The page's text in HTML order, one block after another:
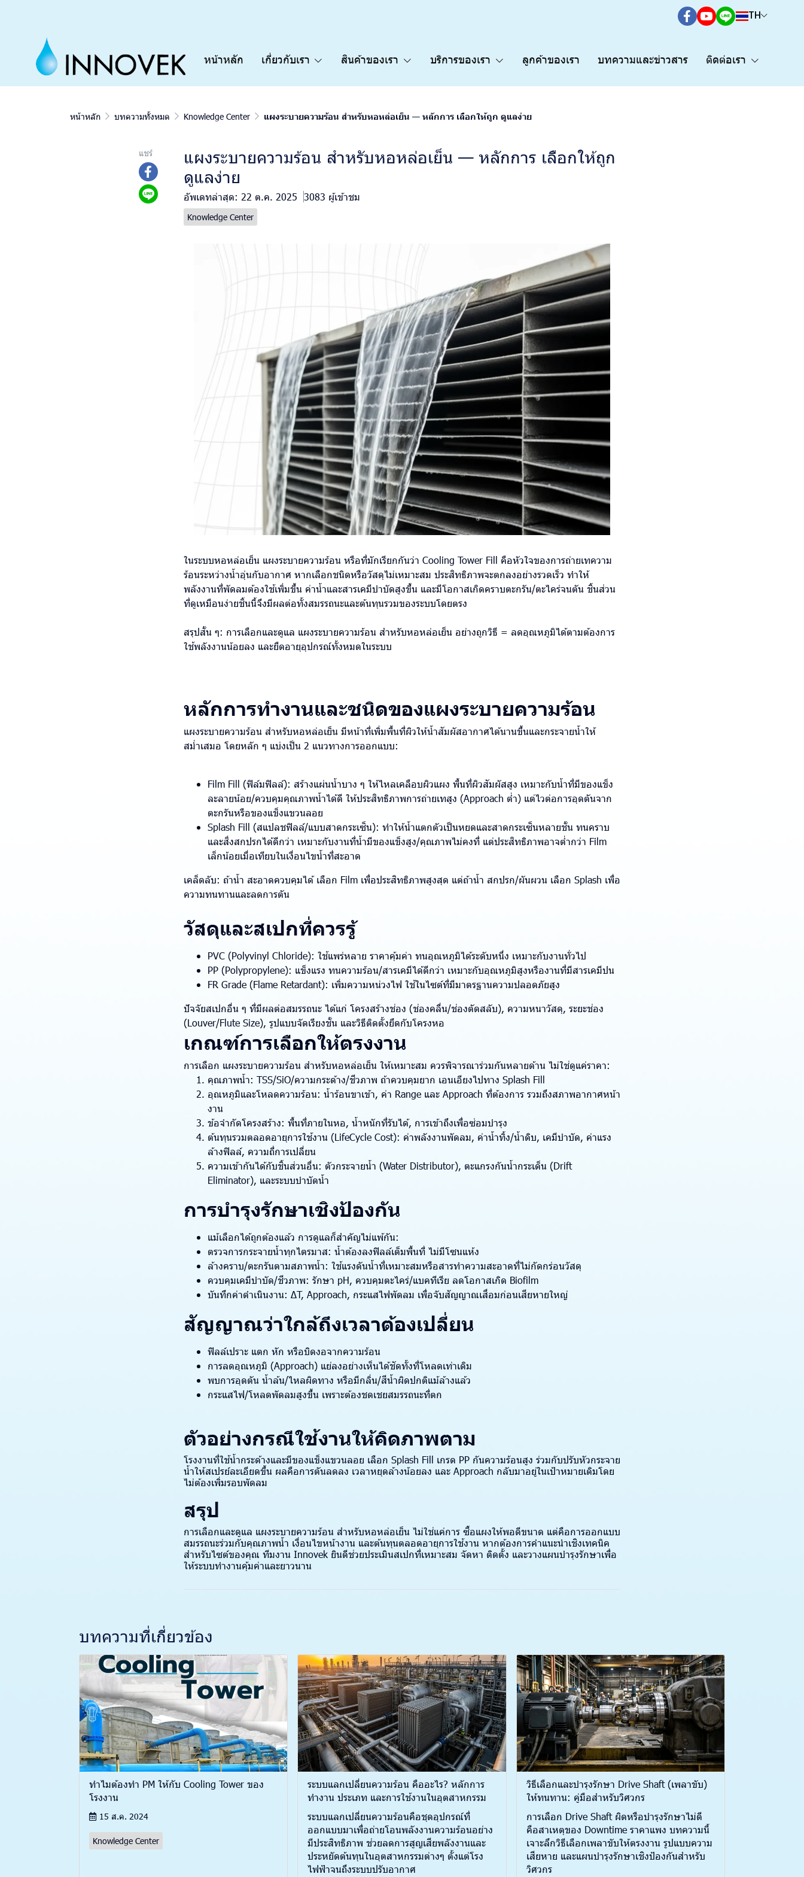
TH
หน้าหลัก เกี่ยวกับเรา สินค้าของเรา บริการของเรา ลูกค้าของเรา บทความและข่าวสาร ติดต่อเรา
หน้าหลัก บทความทั้งหมด Knowledge Center แผงระบายความร้อน สำหรับหอหล่อเย็น — หลักการ เลือกให้ถูก ดูแลง่าย
แชร์
แผงระบายความร้อน สำหรับหอหล่อเย็น — หลักการ เลือกให้ถูก
ดูแลง่าย
อัพเดทล่าสุด: 22 ต.ค. 2025 3083 ผู้เข้าชม
Knowledge Center
ในระบบหอหล่อเย็น แผงระบายความร้อน หรือที่มักเรียกกันว่า Cooling Tower Fill คือหัวใจของการถ่ายเทความ
ร้อนระหว่างน้ำอุ่นกับอากาศ หากเลือกชนิดหรือวัสดุไม่เหมาะสม ประสิทธิภาพจะตกลงอย่างรวดเร็ว ทำให้
พลังงานที่พัดลมต้องใช้เพิ่มขึ้น ค่าน้ำและสารเคมีบำบัดสูงขึ้น และมีโอกาสเกิดคราบตะกรัน/ตะไคร่จนตัน ชิ้นส่วน
ที่ดูเหมือนง่ายชิ้นนี้จึงมีผลต่อทั้งสมรรถนะและต้นทุนรวมของระบบโดยตรง
สรุปสั้น ๆ: การเลือกและดูแล แผงระบายความร้อน สำหรับหอหล่อเย็น อย่างถูกวิธี = ลดอุณหภูมิได้ตามต้องการ
ใช้พลังงานน้อยลง และยืดอายุอุปกรณ์ทั้งหมดในระบบ
หลักการทำงานและชนิดของแผงระบายความร้อน
แผงระบายความร้อน สำหรับหอหล่อเย็น มีหน้าที่เพิ่มพื้นที่ผิวให้น้ำสัมผัสอากาศได้นานขึ้นและกระจายน้ำให้
สม่ำเสมอ โดยหลัก ๆ แบ่งเป็น 2 แนวทางการออกแบบ:
Film Fill (ฟิล์มฟิลล์): สร้างแผ่นน้ำบาง ๆ ให้ไหลเคลือบผิวแผง พื้นที่ผิวสัมผัสสูง เหมาะกับน้ำที่มีของแข็ง
ละลายน้อย/ควบคุมคุณภาพน้ำได้ดี ให้ประสิทธิภาพการถ่ายเทสูง (Approach ต่ำ) แต่ไวต่อการอุดตันจาก
ตะกรันหรือของแข็งแขวนลอย
Splash Fill (สแปลชฟิลล์/แบบสาดกระเซ็น): ทำให้น้ำแตกตัวเป็นหยดและสาดกระเซ็นหลายชั้น ทนคราบ
และสิ่งสกปรกได้ดีกว่า เหมาะกับงานที่น้ำมีของแข็งสูง/คุณภาพไม่คงที่ แต่ประสิทธิภาพอาจต่ำกว่า Film
เล็กน้อยเมื่อเทียบในเงื่อนไขน้ำที่สะอาด
เคล็ดลับ: ถ้าน้ำ สะอาดควบคุมได้ เลือก Film เพื่อประสิทธิภาพสูงสุด แต่ถ้าน้ำ สกปรก/ผันผวน เลือก Splash เพื่อ
ความทนทานและลดการตัน
วัสดุและสเปกที่ควรรู้
PVC (Polyvinyl Chloride): ใช้แพร่หลาย ราคาคุ้มค่า ทนอุณหภูมิได้ระดับหนึ่ง เหมาะกับงานทั่วไป
PP (Polypropylene): แข็งแรง ทนความร้อน/สารเคมีได้ดีกว่า เหมาะกับอุณหภูมิสูงหรืองานที่มีสารเคมีปน
FR Grade (Flame Retardant): เพิ่มความหน่วงไฟ ใช้ในไซต์ที่มีมาตรฐานความปลอดภัยสูง
ปัจจัยสเปกอื่น ๆ ที่มีผลต่อสมรรถนะ ได้แก่ โครงสร้างช่อง (ช่องคลื่น/ช่องตัดสลับ), ความหนาวัสดุ, ระยะช่อง
(Louver/Flute Size), รูปแบบจัดเรียงชั้น และวิธีติดตั้งยึดกับโครงหอ
เกณฑ์การเลือกให้ตรงงาน
การเลือก แผงระบายความร้อน สำหรับหอหล่อเย็น ให้เหมาะสม ควรพิจารณาร่วมกันหลายด้าน ไม่ใช่ดูแค่ราคา:
คุณภาพน้ำ: TSS/SiO/ความกระด้าง/ชีวภาพ ถ้าควบคุมยาก เอนเอียงไปทาง Splash Fill
อุณหภูมิและโหลดความร้อน: น้ำร้อนขาเข้า, ค่า Range และ Approach ที่ต้องการ รวมถึงสภาพอากาศหน้า
งาน
ข้อจำกัดโครงสร้าง: พื้นที่ภายในหอ, น้ำหนักที่รับได้, การเข้าถึงเพื่อซ่อมบำรุง
ต้นทุนรวมตลอดอายุการใช้งาน (LifeCycle Cost): ค่าพลังงานพัดลม, ค่าน้ำทิ้ง/น้ำดิบ, เคมีบำบัด, ค่าแรง
ล้างฟิลล์, ความถี่การเปลี่ยน
ความเข้ากันได้กับชิ้นส่วนอื่น: ตัวกระจายน้ำ (Water Distributor), ตะแกรงกันน้ำกระเด็น (Drift
Eliminator), และระบบบำบัดน้ำ
การบำรุงรักษาเชิงป้องกัน
แม้เลือกได้ถูกต้องแล้ว การดูแลก็สำคัญไม่แพ้กัน:
ตรวจการกระจายน้ำทุกไตรมาส: น้ำต้องลงฟิลล์เต็มพื้นที่ ไม่มีโซนแห้ง
ล้างคราบ/ตะกรันตามสภาพน้ำ: ใช้แรงดันน้ำที่เหมาะสมหรือสารทำความสะอาดที่ไม่กัดกร่อนวัสดุ
ควบคุมเคมีบำบัด/ชีวภาพ: รักษา pH, ควบคุมตะไคร่/แบคทีเรีย ลดโอกาสเกิด Biofilm
บันทึกค่าดำเนินงาน: ΔT, Approach, กระแสไฟพัดลม เพื่อจับสัญญาณเสื่อมก่อนเสียหายใหญ่
สัญญาณว่าใกล้ถึงเวลาต้องเปลี่ยน
ฟิลล์เปราะ แตก หัก หรือบิดงอจากความร้อน
การลดอุณหภูมิ (Approach) แย่ลงอย่างเห็นได้ชัดทั้งที่โหลดเท่าเดิม
พบการอุดตัน น้ำล้น/ไหลผิดทาง หรือมีกลิ่น/สีน้ำผิดปกติแม้ล้างแล้ว
กระแสไฟ/โหลดพัดลมสูงขึ้น เพราะต้องชดเชยสมรรถนะที่ตก
ตัวอย่างกรณีใช้งานให้คิดภาพตาม
โรงงานที่ใช้น้ำกระด้างและมีของแข็งแขวนลอย เลือก Splash Fill เกรด PP กันความร้อนสูง ร่วมกับปรับหัวกระจาย
น้ำให้สเปรย์ละเอียดขึ้น ผลคือการตันลดลง เวลาหยุดล้างน้อยลง และ Approach กลับมาอยู่ในเป้าหมายเดิมโดย
ไม่ต้องเพิ่มรอบพัดลม
สรุป
การเลือกและดูแล แผงระบายความร้อน สำหรับหอหล่อเย็น ไม่ใช่แค่การ ซื้อแผงให้พอดีขนาด แต่คือการออกแบบ
สมรรถนะร่วมกับคุณภาพน้ำ เงื่อนไขหน้างาน และต้นทุนตลอดอายุการใช้งาน หากต้องการคำแนะนำเชิงเทคนิค
สำหรับไซต์ของคุณ ทีมงาน Innovek ยินดีช่วยประเมินสเปกที่เหมาะสม จัดหา ติดตั้ง และวางแผนบำรุงรักษาเพื่อ
ให้ระบบทำงานคุ้มค่าและยาวนาน
บทความที่เกี่ยวข้อง
ทำไมต้องทำ PM ให้กับ Cooling Tower ของ
โรงงาน
15 ส.ค. 2024
Knowledge Center
ระบบแลกเปลี่ยนความร้อน คืออะไร? หลักการ
ทำงาน ประเภท และการใช้งานในอุตสาหกรรม
ระบบแลกเปลี่ยนความร้อนคือชุดอุปกรณ์ที่
ออกแบบมาเพื่อถ่ายโอนพลังงานความร้อนอย่าง
มีประสิทธิภาพ ช่วยลดการสูญเสียพลังงานและ
ประหยัดต้นทุนในอุตสาหกรรมต่างๆ ตั้งแต่โรง
ไฟฟ้าจนถึงระบบปรับอากาศ
วิธีเลือกและบำรุงรักษา Drive Shaft (เพลาขับ)
ให้ทนทาน: คู่มือสำหรับวิศวกร
การเลือก Drive Shaft ผิดหรือบำรุงรักษาไม่ดี
คือสาเหตุของ Downtime ราคาแพง บทความนี้
เจาะลึกวิธีเลือกเพลาขับให้ตรงงาน รูปแบบความ
เสียหาย และแผนบำรุงรักษาเชิงป้องกันสำหรับ
วิศวกร